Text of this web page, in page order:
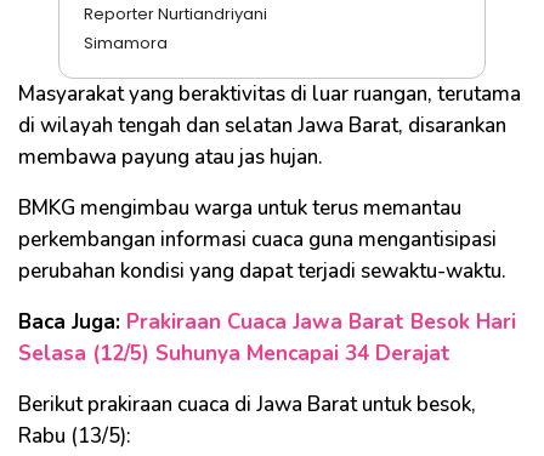
Reporter Nurtiandriyani
Simamora
Masyarakat yang beraktivitas di luar ruangan, terutama
di wilayah tengah dan selatan Jawa Barat, disarankan
membawa payung atau jas hujan.
BMKG mengimbau warga untuk terus memantau
perkembangan informasi cuaca guna mengantisipasi
perubahan kondisi yang dapat terjadi sewaktu-waktu.
Baca Juga: Prakiraan Cuaca Jawa Barat Besok Hari
Selasa (12/5) Suhunya Mencapai 34 Derajat
Berikut prakiraan cuaca di Jawa Barat untuk besok,
Rabu (13/5):